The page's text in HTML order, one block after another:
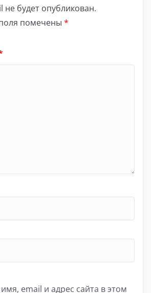
не будет опубликован.
помечены *
email и адрес сайта в этом